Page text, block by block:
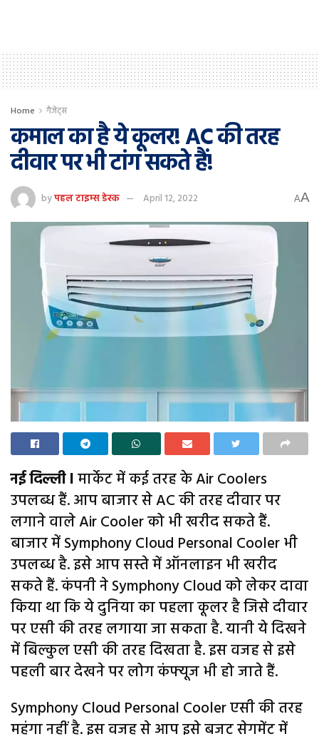
Home गैजेट्स
कमाल का है ये कूलर! AC की तरह
दीवार पर भी टांग सकते हैं!
byपहल टाइम्स डेस्क April 12, 2022 AA
नई दिल्ली lमार्केट में कई तरह के Air Coolers
उपलब्ध हैं. आप बाजार से AC की तरह दीवार पर
लगाने वाले Air Cooler को भी खरीद सकते हैं.
बाजार में Symphony Cloud Personal Cooler भी
उपलब्ध है. इसे आप सस्ते में ऑनलाइन भी खरीद
सकते हैं. कंपनी ने Symphony Cloud को लेकर दावा
किया था कि ये दुनिया का पहला कूलर है जिसे दीवार
पर एसी की तरह लगाया जा सकता है. यानी ये दिखने
में बिल्कुल एसी की तरह दिखता है. इस वजह से इसे
पहली बार देखने पर लोग कंफ्यूज भी हो जाते हैं.
Symphony Cloud Personal Cooler एसी की तरह
महंगा नहीं है. इस वजह से आप इसे बजट सेगमेंट में